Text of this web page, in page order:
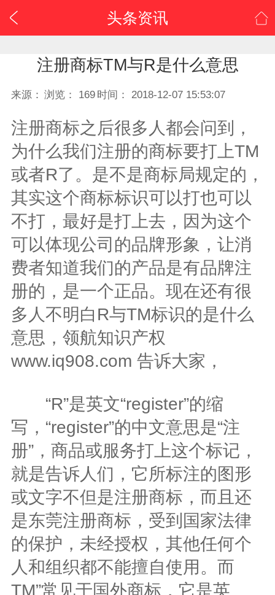
0 头条资讯 /
注册商标TM与R是什么意思
来源： 浏览： 169 时间： 2018-12-07 15:53:07
注册商标之后很多人都会问到，
为什么我们注册的商标要打上TM
或者R了。是不是商标局规定的，
其实这个商标标识可以打也可以
不打，最好是打上去，因为这个
可以体现公司的品牌形象，让消
费者知道我们的产品是有品牌注
册的，是一个正品。现在还有很
多人不明白R与TM标识的是什么
意思，领航知识产权
www.iq908.com 告诉大家，
“R”是英文“register”的缩
写，“register”的中文意思是“注
册”，商品或服务打上这个标记，
就是告诉人们，它所标注的图形
或文字不但是注册商标，而且还
是东莞注册商标，受到国家法律
的保护，未经授权，其他任何个
人和组织都不能擅自使用。而
TM”常见于国外商标，它是英